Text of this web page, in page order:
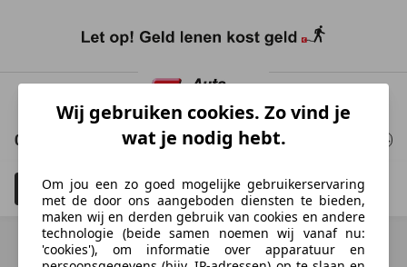
Ga
hoofdinhoud
0 Resultaten voor uw zoekopdracht
Filteren 3 Schadeauto's tonen
Wij gebruiken cookies. Zo vind je
wat je nodig hebt.
Om jou een zo goed mogelijke gebruikerservaring
met de door ons aangeboden diensten te bieden,
maken wij en derden gebruik van cookies en andere
technologie (beide samen noemen wij vanaf nu:
'cookies'), om informatie over apparatuur en